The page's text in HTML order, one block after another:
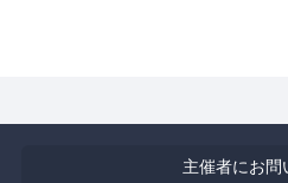
主催者にお問